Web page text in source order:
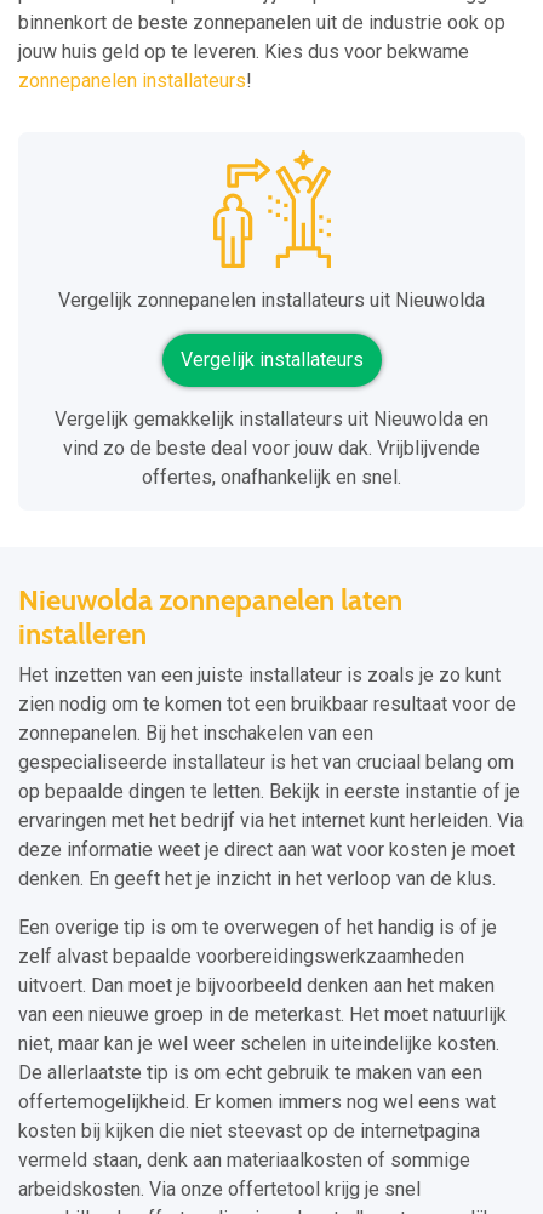
binnenkort de beste zonnepanelen uit de industrie ook op
jouw huis geld op te leveren. Kies dus voor bekwame
zonnepanelen installateurs!
Vergelijk zonnepanelen installateurs uit Nieuwolda
Vergelijk installateurs
Vergelijk gemakkelijk installateurs uit Nieuwolda en
vind zo de beste deal voor jouw dak. Vrijblijvende
offertes, onafhankelijk en snel.
Nieuwolda zonnepanelen laten
installeren
Het inzetten van een juiste installateur is zoals je zo kunt
zien nodig om te komen tot een bruikbaar resultaat voor de
zonnepanelen. Bij het inschakelen van een
gespecialiseerde installateur is het van cruciaal belang om
op bepaalde dingen te letten. Bekijk in eerste instantie of je
ervaringen met het bedrijf via het internet kunt herleiden. Via
deze informatie weet je direct aan wat voor kosten je moet
denken. En geeft het je inzicht in het verloop van de klus.
Een overige tip is om te overwegen of het handig is of je
zelf alvast bepaalde voorbereidingswerkzaamheden
uitvoert. Dan moet je bijvoorbeeld denken aan het maken
van een nieuwe groep in de meterkast. Het moet natuurlijk
niet, maar kan je wel weer schelen in uiteindelijke kosten.
De allerlaatste tip is om echt gebruik te maken van een
offertemogelijkheid. Er komen immers nog wel eens wat
kosten bij kijken die niet steevast op de internetpagina
vermeld staan, denk aan materiaalkosten of sommige
arbeidskosten. Via onze offertetool krijg je snel